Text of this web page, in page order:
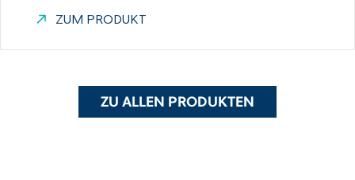
ZUM PRODUKT
ZU ALLEN PRODUKTEN